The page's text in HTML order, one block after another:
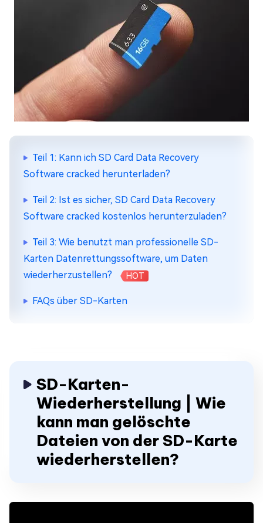
Teil 1: Kann ich SD Card Data Recovery
Software cracked herunterladen?
Teil 2: Ist es sicher, SD Card Data Recovery
Software cracked kostenlos herunterzuladen?
Teil 3: Wie benutzt man professionelle SD-
Karten Datenrettungssoftware, um Daten
wiederherzustellen?
HOT
FAQs über SD-Karten
SD-Karten-
Wiederherstellung | Wie
kann man gelöschte
Dateien von der SD-Karte
wiederherstellen?